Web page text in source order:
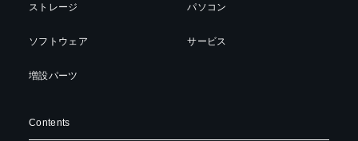
ストレージ
ソフトウェア
増設パーツ
パソコン
サービス
Contents